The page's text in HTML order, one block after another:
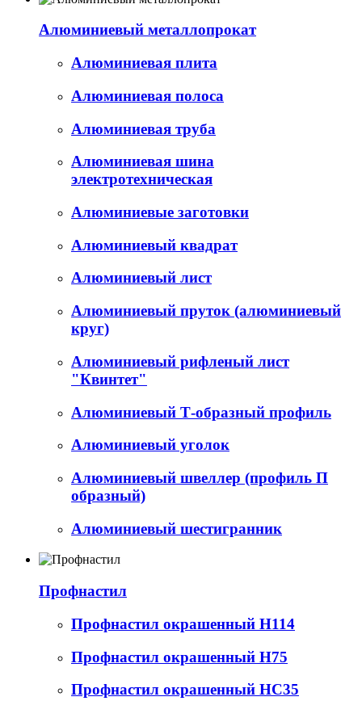
Алюминиевый металлопрокат
Алюминиевая плита
Алюминиевая полоса
Алюминиевая труба
Алюминиевая шина
электротехническая
Алюминиевые заготовки
Алюминиевый квадрат
Алюминиевый лист
Алюминиевый пруток (алюминиевый
круг)
Алюминиевый рифленый лист
"Квинтет"
Алюминиевый Т-образный профиль
Алюминиевый уголок
Алюминиевый швеллер (профиль П
образный)
Алюминиевый шестигранник
Профнастил
Профнастил окрашенный Н114
Профнастил окрашенный Н75
Профнастил окрашенный НС35